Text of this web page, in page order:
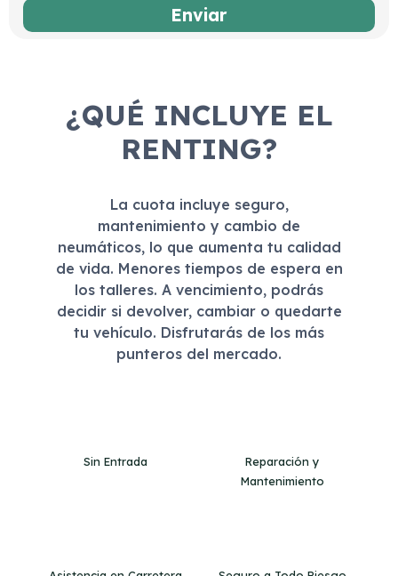
¿QUÉ INCLUYE EL
RENTING?
La cuota incluye seguro,
mantenimiento y cambio de
neumáticos, lo que aumenta tu calidad
de vida. Menores tiempos de espera en
los talleres. A vencimiento, podrás
decidir si devolver, cambiar o quedarte
tu vehículo. Disfrutarás de los más
punteros del mercado.
Sin Entrada
Reparación y
Mantenimiento